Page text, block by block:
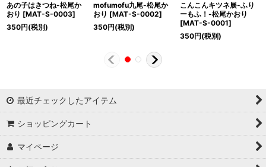
あの子はきつね-松尾か
おり [MAT-S-0003]
350円(税別)
mofumofu九尾-松尾か
おり [MAT-S-0002]
350円(税別)
こんこんキツネ展-ふり
ーもふ！-松尾かおり
[MAT-S-0001]
350円(税別)
最近チェックしたアイテム
ショッピングカート
マイページ